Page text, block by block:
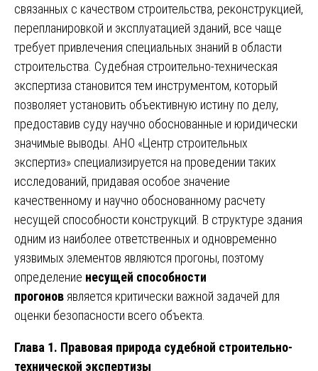
связанных с качеством строительства, реконструкцией,
перепланировкой и эксплуатацией зданий, все чаще
требует привлечения специальных знаний в области
строительства. Судебная строительно-техническая
экспертиза становится тем инструментом, который
позволяет установить объективную истину по делу,
предоставив суду научно обоснованные и юридически
значимые выводы. АНО «Центр строительных
экспертиз» специализируется на проведении таких
исследований, придавая особое значение
качественному и научно обоснованному расчету
несущей способности конструкций. В структуре здания
одним из наиболее ответственных и одновременно
уязвимых элементов являются прогоны, поэтому
определение несущей способности
прогонов является критически важной задачей для
оценки безопасности всего объекта.
Глава 1. Правовая природа судебной строительно-
технической экспертизы